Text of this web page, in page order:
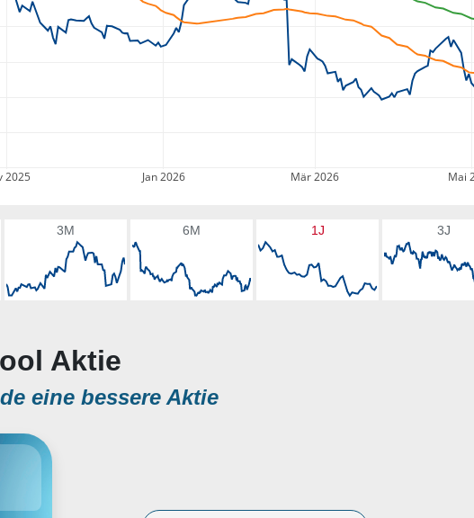
2025 Jan 2026 Mär 2026 Mai
3M 6M 1J 3J
Aktie
eine bessere Aktie
of